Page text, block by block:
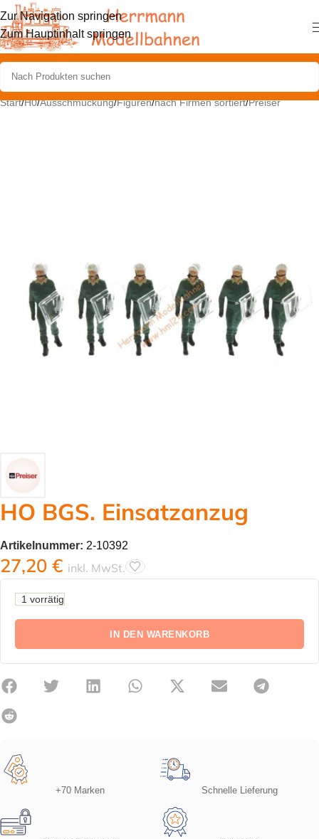
Zur Navigation springen
Zum Hauptinhalt springen
Start/H0/Ausschmückung/Figuren/nach Firmen sortiert/Preiser
HO BGS. Einsatzanzug
Artikelnummer: 2-10392
27,20 € inkl. MwSt.
1 vorrätig
IN DEN WARENKORB
+70 Marken Schnelle Lieferung